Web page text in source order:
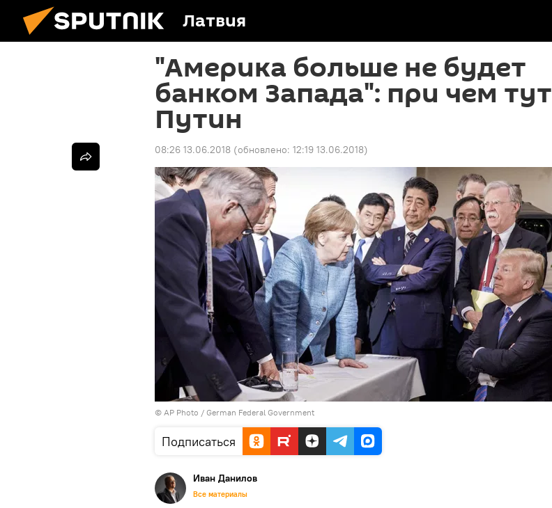
Латвия
"Америка больше не будет
банком Запада": при чем тут
Путин
08:26 13.06.2018 (обновлено: 12:19 13.06.2018)
© AP Photo / German Federal Government
Подписаться
Иван Данилов
Все материалы